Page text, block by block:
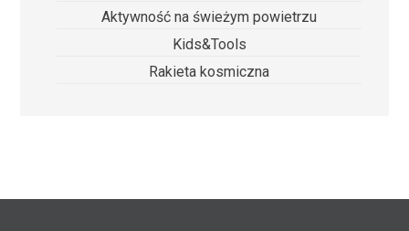
Aktywność na świeżym powietrzu
Kids&Tools
Rakieta kosmiczna